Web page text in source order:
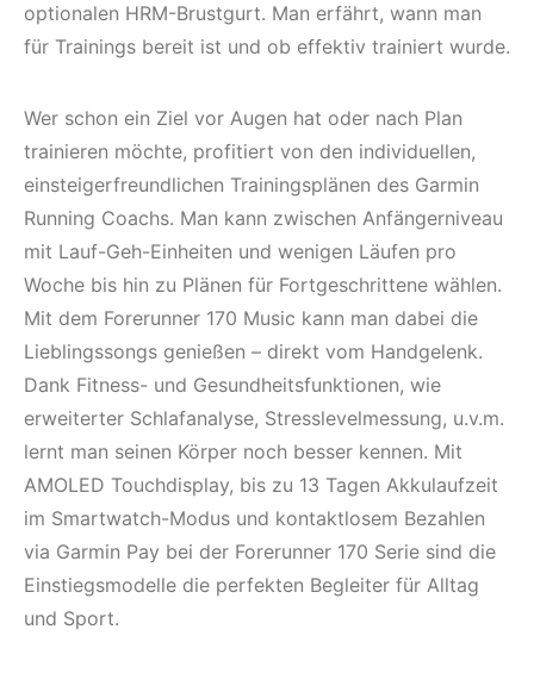
optionalen HRM-Brustgurt. Man erfährt, wann man
für Trainings bereit ist und ob effektiv trainiert wurde.
Wer schon ein Ziel vor Augen hat oder nach Plan
trainieren möchte, profitiert von den individuellen,
einsteigerfreundlichen Trainingsplänen des Garmin
Running Coachs. Man kann zwischen Anfängerniveau
mit Lauf-Geh-Einheiten und wenigen Läufen pro
Woche bis hin zu Plänen für Fortgeschrittene wählen.
Mit dem Forerunner 170 Music kann man dabei die
Lieblingssongs genießen – direkt vom Handgelenk.
Dank Fitness- und Gesundheitsfunktionen, wie
erweiterter Schlafanalyse, Stresslevelmessung, u.v.m.
lernt man seinen Körper noch besser kennen. Mit
AMOLED Touchdisplay, bis zu 13 Tagen Akkulaufzeit
im Smartwatch-Modus und kontaktlosem Bezahlen
via Garmin Pay bei der Forerunner 170 Serie sind die
Einstiegsmodelle die perfekten Begleiter für Alltag
und Sport.